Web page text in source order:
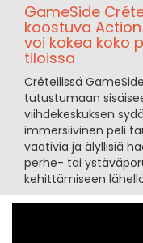
GameSide
koostuva
voi kokea koko
tiloissa
Créteilissä
tutustumaan
viihdekeskuksen
immersiivinen peli
vaativia ja älyllisiä
perhe- tai
kehittämiseen